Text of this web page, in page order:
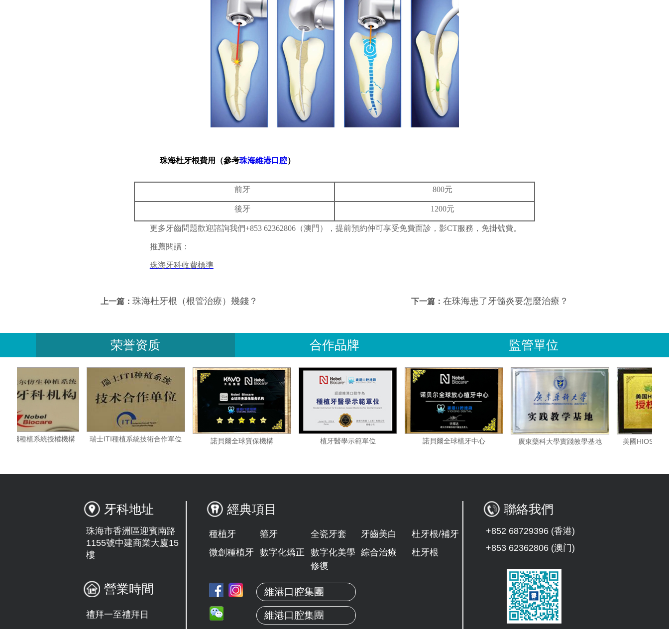
珠海杜牙根費用（參考珠海維港口腔）
前牙 800元
後牙 1200元
更多牙齒問題歡迎諮詢我們+853 62362806（澳門），提前預約仲可享受免費面診，影CT服務，免掛號費。
推薦閱讀：
珠海牙科收費標準
上一篇： 珠海杜牙根（根管治療）幾錢？ 下一篇：在珠海患了牙髓炎要怎麼治療？
荣誉资质 合作品牌 監管單位
瑞典諾貝爾種植系統授權機構 瑞士ITI種植系統技術合作單位 諾貝爾全球質保機構 植牙醫學示範單位 諾貝爾全球植牙中心 廣東藥科大學實踐教學基地 美國
牙科地址
珠海市香洲區迎賓南路
1155號中建商業大廈15
樓
營業時間
禮拜一至禮拜日
經典項目
種植牙 箍牙 全瓷牙套 牙齒美白
杜牙根/補牙
微創種植牙 數字化矯正
數字化美學
修復
綜合治療 杜牙根
維港口腔集團
維港口腔集團
聯絡我們
+852 68729396 (香港)
+853 62362806 (澳门)